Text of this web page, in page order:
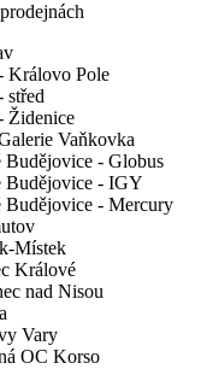
Královo Pole
střed
Židenice
Vaňkovka
Budějovice - Globus
Budějovice - IGY
Budějovice - Mercury
Místek
Králové
nad Nisou
Vary
OC Korso